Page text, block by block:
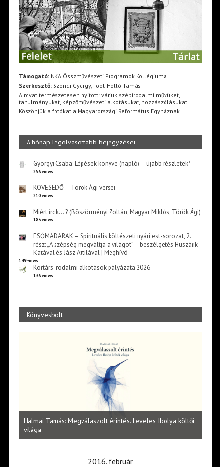
Támogató:NKA Összművészeti Programok Kollégiuma
Szerkesztő:Szondi György, Toót-Holló Tamás
A rovat természetesen nyitott: várjuk szépirodalmi művüket,
tanulmányukat, képzőművészeti alkotásukat, hozzászólásukat.
Köszönjük a fotókat a Magyarországi Református Egyháznak
A hónap legolvasottabb bejegyzései
Györgyi Csaba: Lépések könyve (napló) – újabb részletek*
256 views
KÖVESEDŐ – Török Ági versei
210 views
Miért írok… ? (Böszörményi Zoltán, Magyar Miklós, Török Ági)
183 views
ESŐMADARAK – Spirituális költészeti nyári est-sorozat, 2.
rész: „A szépség megváltja a világot” – beszélgetés Huszárik
Katával és Jász Attilával | Meghívó
149 views
Kortárs irodalmi alkotások pályázata 2026
136 views
Könyvesbolt
Halmai Tamás: Megválaszolt érintés. Leveles Ibolya költői
világa
2016. február